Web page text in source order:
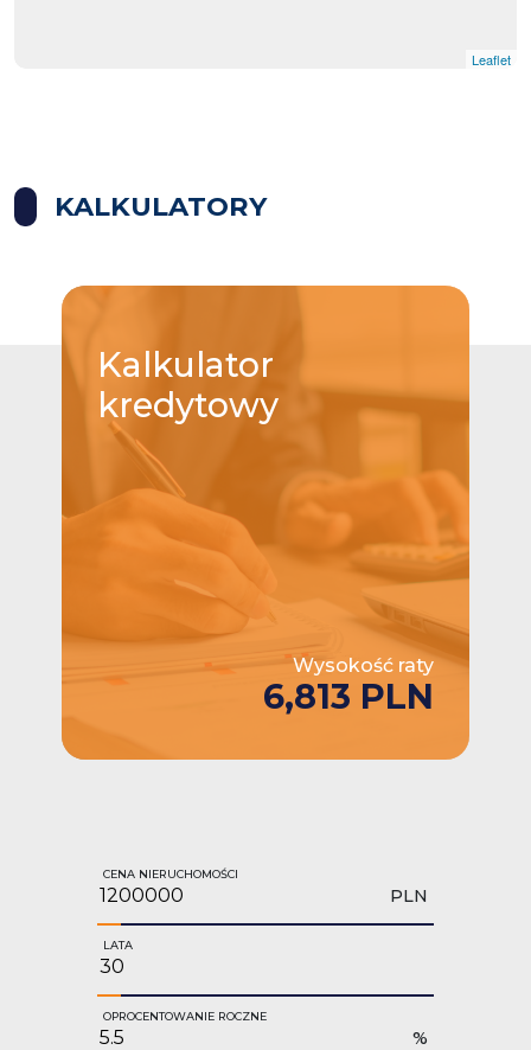
Leaflet
KALKULATORY
Kalkulator
kredytowy
Wysokość raty
6,813 PLN
CENA NIERUCHOMOŚCI
PLN
LATA
OPROCENTOWANIE ROCZNE
%